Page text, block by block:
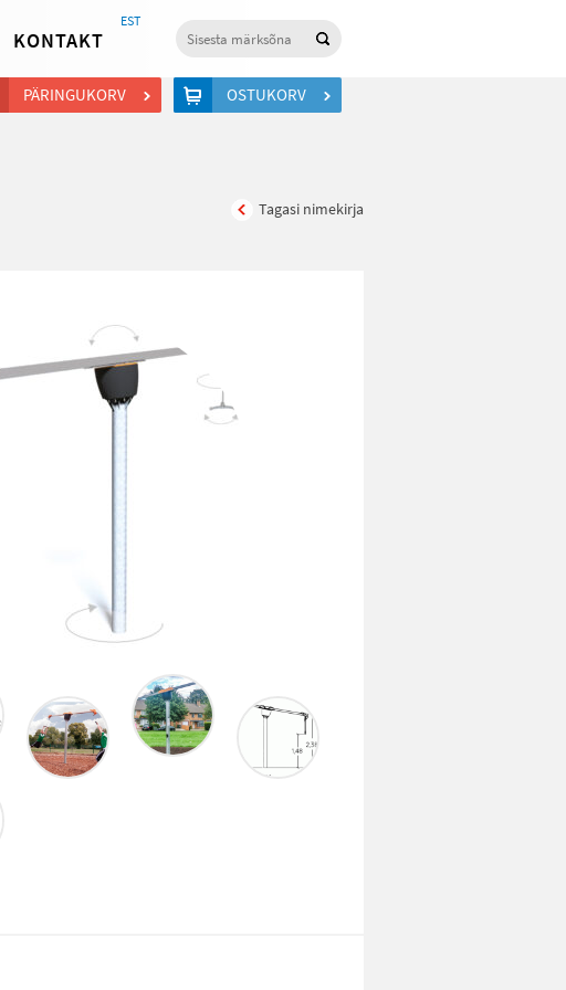
KONTAKT
EST
PÄRINGUKORV OSTUKORV
Tagasi nimekirja